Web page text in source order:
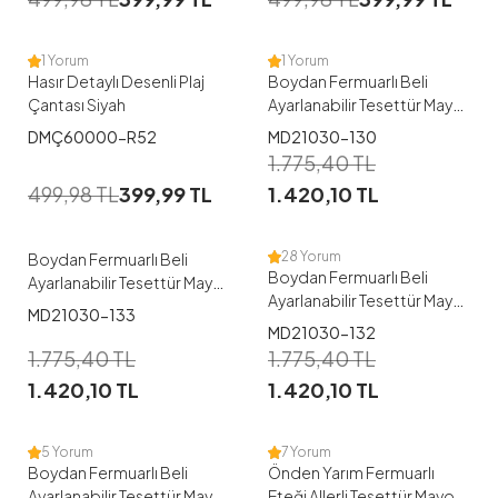
1 Yorum
Hasır Detaylı Desenli Plaj
Çantası Siyah
DMÇ60000-R52
499,98TL399,99TL
48
1 Yorum
Boydan Fermuarlı Beli
Ayarlanabilir Tesettür Mayo
-130
MD21030-130
1.775,40TL
1.420,10 TL
38 40 42 44
Boydan Fermuarlı Beli
Ayarlanabilir Tesettür Mayo
-133
MD21030-133
1.775,40TL
1.420,10 TL
38 40 42
48
28 Yorum
Boydan Fermuarlı Beli
Ayarlanabilir Tesettür Mayo
-132
MD21030-132
1.775,40TL
1.420,10 TL
38 40 46
5 Yorum
Boydan Fermuarlı Beli
38 40 42
7 Yorum
Önden Yarım Fermuarlı